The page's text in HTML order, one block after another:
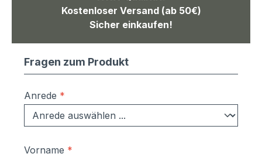
Kostenloser Versand (ab 50€)
Sicher einkaufen!
Fragen zum Produkt
Anrede *
Vorname *